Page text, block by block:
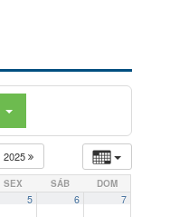
2025
SEX SÁB DOM
5 6 7